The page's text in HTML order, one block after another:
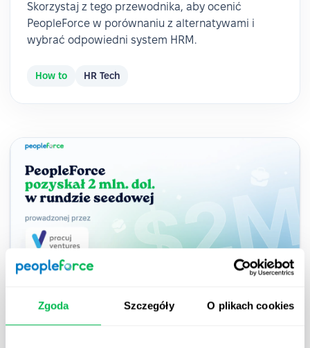
Zgoda Szczegóły O plikach cookies
Skorzystaj z tego przewodnika, aby ocenić
PeopleForce w porównaniu z alternatywami i
wybrać odpowiedni system HRM.
How to HR Tech